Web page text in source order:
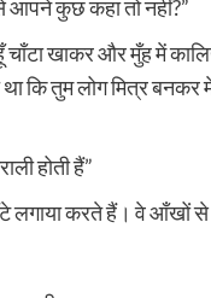
आपने कुछ कहा तो नहीं?”
खाकर और मुँह में
था कि तुम लोग मित्र
होती हैं”
लगाया करते हैं। वे आँखों से